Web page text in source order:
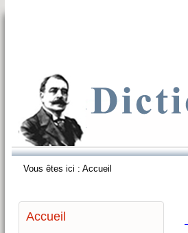
Vous êtes ici : Accueil
Accueil